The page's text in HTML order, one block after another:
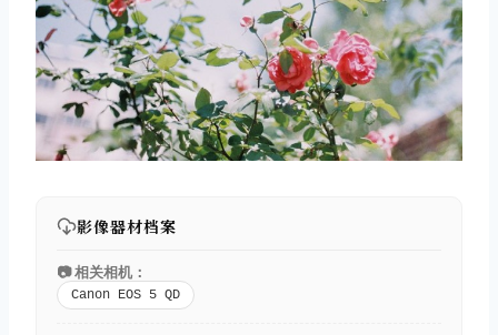
影像器材档案
📷 相关相机：
Canon EOS 5 QD